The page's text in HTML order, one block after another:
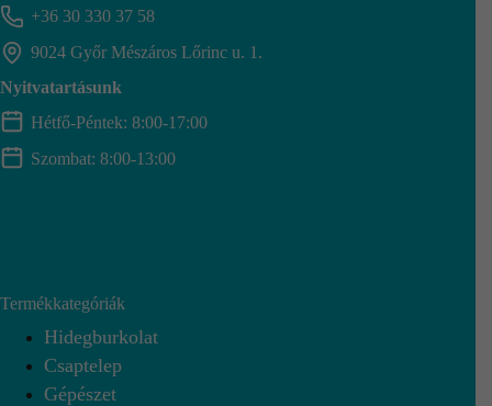
+36 30 330 37 58
9024 Győr Mészáros Lőrinc u. 1.
Nyitvatartásunk
Hétfő-Péntek: 8:00-17:00
Szombat: 8:00-13:00
Termékkategóriák
Hidegburkolat
Csaptelep
Gépészet